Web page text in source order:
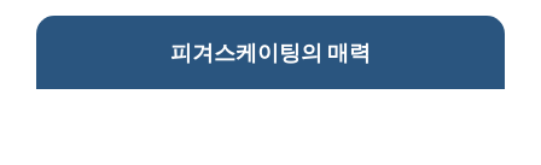
피겨스케이팅의 매력